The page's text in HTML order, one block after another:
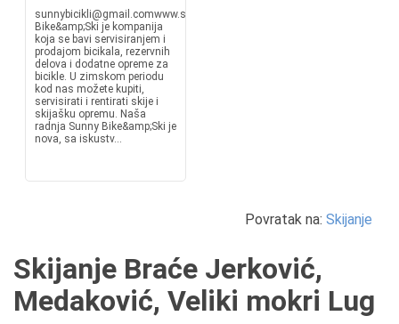
sunnybicikli@gmail.comwww.sunny.rsSunny
Bike&amp;Ski je kompanija
koja se bavi servisiranjem i
prodajom bicikala, rezervnih
delova i dodatne opreme za
bicikle. U zimskom periodu
kod nas možete kupiti,
servisirati i rentirati skije i
skijašku opremu. Naša
radnja Sunny Bike&amp;Ski je
nova, sa iskustv...
Povratak na: Skijanje
Skijanje Braće Jerković,
Medaković, Veliki mokri Lug